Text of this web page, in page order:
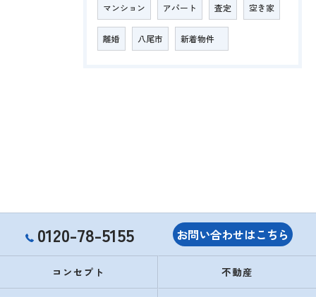
マンション アパート 査定 空き家
離婚 八尾市 新着物件
0120-78-5155 お問い合わせはこちら
コンセプト 不動産